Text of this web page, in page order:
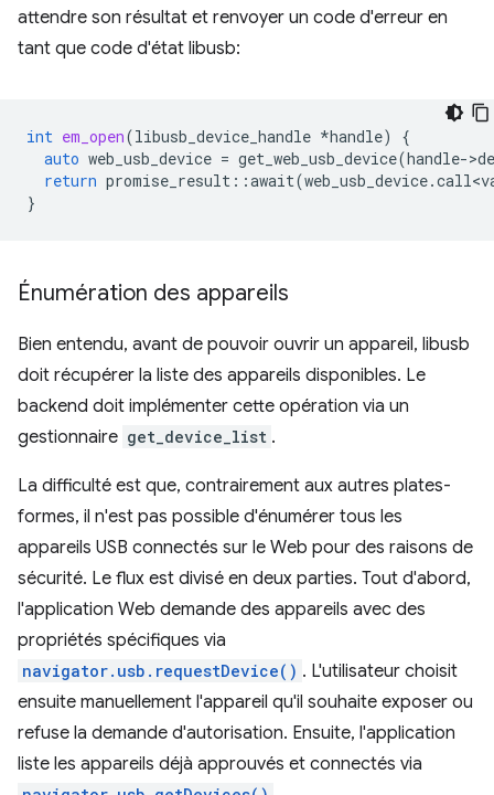
attendre son résultat et renvoyer un code d'erreur en
tant que code d'état libusb:
int em_open(libusb_device_handle *handle)
{
auto web_usb_device = get_web_usb_device(handle->
return promise_result ::await(web_usb_device.
}
Énumération des appareils
Bien entendu, avant de pouvoir ouvrir un appareil, libusb
doit récupérer la liste des appareils disponibles. Le
backend doit implémenter cette opération via un
gestionnaire get_device_list .
La difficulté est que, contrairement aux autres plates-
formes, il n'est pas possible d'énumérer tous les
appareils USB connectés sur le Web pour des raisons de
sécurité. Le flux est divisé en deux parties. Tout d'abord,
l'application Web demande des appareils avec des
propriétés spécifiques via
navigator.usb.requestDevice() . L'utilisateur choisit
ensuite manuellement l'appareil qu'il souhaite exposer ou
refuse la demande d'autorisation. Ensuite, l'application
liste les appareils déjà approuvés et connectés via